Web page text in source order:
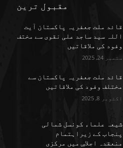
مقبول ترین
قائد ملت جعفریہ پاکستان آیت
اللہ سید ساجد علی نقوی سے مختف
وفود کی ملاقاتیں
ستمبر 24, 2025
قائد ملت جعفریہ پاکستان سے
مختلف وفود کی ملاقاتیں
اکتوبر 8, 2025
شیعہ علماء کونسل شمالی
پنجاب کے زیراہتمام
منعقدہ اجلاسِ میں مرکزی